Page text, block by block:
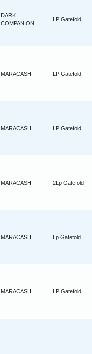
DARK
COMPANION
LP Gatefold
MARACASH LP Gatefold
MARACASH LP Gatefold
MARACASH 2Lp Gatefold
MARACASH Lp Gatefold
MARACASH LP Gatefold